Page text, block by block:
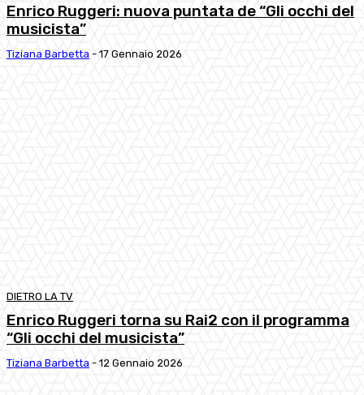
Enrico Ruggeri: nuova puntata de “Gli occhi del
musicista”
Tiziana Barbetta - 17 Gennaio 2026
DIETRO LA TV
Enrico Ruggeri torna su Rai2 con il programma
“Gli occhi del musicista”
Tiziana Barbetta - 12 Gennaio 2026